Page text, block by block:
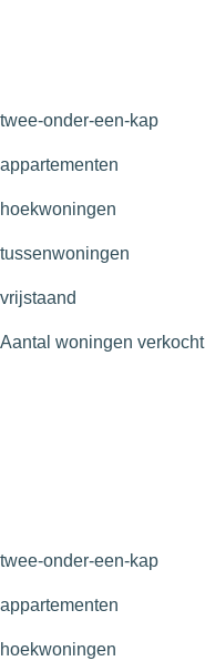
twee-onder-een-kap
appartementen
hoekwoningen
tussenwoningen
vrijstaand
Aantal woningen verkocht
twee-onder-een-kap
appartementen
hoekwoningen